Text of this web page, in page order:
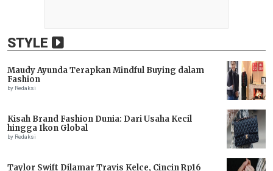
STYLE
Maudy Ayunda Terapkan Mindful Buying dalam
Fashion
by Redaksi
Kisah Brand Fashion Dunia: Dari Usaha Kecil
hingga Ikon Global
by Redaksi
Taylor Swift Dilamar Travis Kelce, Cincin Rp16